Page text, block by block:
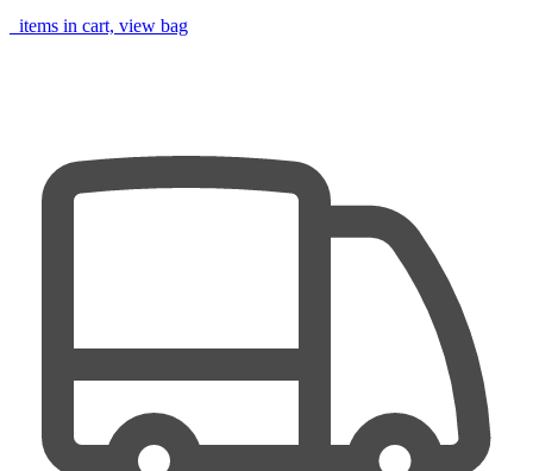
items in cart, view bag